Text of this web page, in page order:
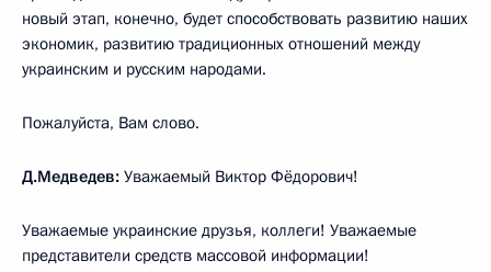
новый этап, конечно, будет способствовать развитию наших
экономик, развитию традиционных отношений между
украинским и русским народами.
Пожалуйста, Вам слово.
Д.Медведев: Уважаемый Виктор Фёдорович!
Уважаемые украинские друзья, коллеги! Уважаемые
представители средств массовой информации!